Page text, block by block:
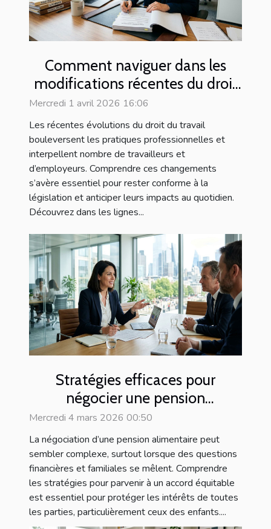
Comment naviguer dans les
modifications récentes du droit
du travail ?
Mercredi 1 avril 2026 16:06
Les récentes évolutions du droit du travail
bouleversent les pratiques professionnelles et
interpellent nombre de travailleurs et
d’employeurs. Comprendre ces changements
s’avère essentiel pour rester conforme à la
législation et anticiper leurs impacts au quotidien.
Découvrez dans les lignes...
Stratégies efficaces pour
négocier une pension
alimentaire
Mercredi 4 mars 2026 00:50
La négociation d’une pension alimentaire peut
sembler complexe, surtout lorsque des questions
financières et familiales se mêlent. Comprendre
les stratégies pour parvenir à un accord équitable
est essentiel pour protéger les intérêts de toutes
les parties, particulièrement ceux des enfants....